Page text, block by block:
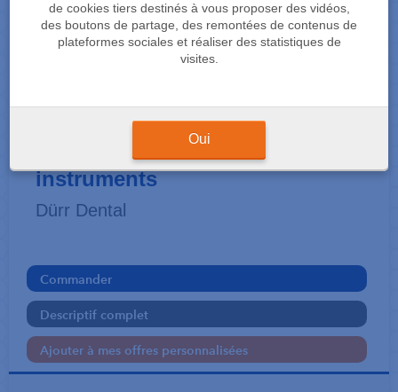
de cookies tiers destinés à vous proposer des vidéos,
des boutons de partage, des remontées de contenus de
plateformes sociales et réaliser des statistiques de
visites.
Oui
ID 212 Désinfection des
instruments
Dürr Dental
Commander
Descriptif complet
Ajouter à mes offres personnalisées